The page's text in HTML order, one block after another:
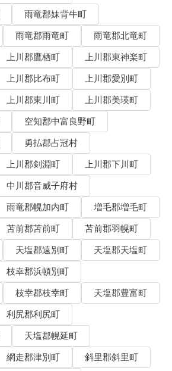
雨竜郡妹背牛町
雨竜郡雨竜町
雨竜郡北竜町
上川郡鷹栖町
上川郡東神楽町
上川郡比布町
上川郡愛別町
上川郡東川町
上川郡美瑛町
空知郡中富良野町
勇払郡占冠村
上川郡剣淵町
上川郡下川町
中川郡音威子府村
雨竜郡幌加内町
増毛郡増毛町
苫前郡苫前町
苫前郡羽幌町
天塩郡遠別町
天塩郡天塩町
枝幸郡浜頓別町
枝幸郡枝幸町
天塩郡豊富町
利尻郡利尻町
天塩郡幌延町
網走郡津別町
斜里郡斜里町